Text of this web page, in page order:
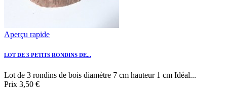
Aperçu rapide
LOT DE 3 PETITS RONDINS DE...
Lot de 3 rondins de bois diamètre 7 cm hauteur 1 cm Idéal...
Prix 3,50 €